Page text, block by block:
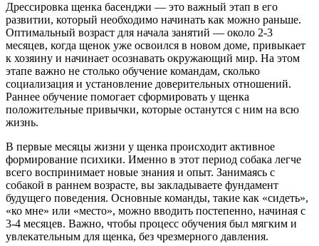
Дрессировка щенка басенджи — это важный этап в его
развитии, который необходимо начинать как можно раньше.
Оптимальный возраст для начала занятий — около 2-3
месяцев, когда щенок уже освоился в новом доме, привыкает
к хозяину и начинает осознавать окружающий мир. На этом
этапе важно не столько обучение командам, сколько
социализация и установление доверительных отношений.
Раннее обучение помогает сформировать у щенка
положительные привычки, которые останутся с ним на всю
жизнь.
В первые месяцы жизни у щенка происходит активное
формирование психики. Именно в этот период собака легче
всего воспринимает новые знания и опыт. Занимаясь с
собакой в раннем возрасте, вы закладываете фундамент
будущего поведения. Основные команды, такие как «сидеть»,
«ко мне» или «место», можно вводить постепенно, начиная с
3-4 месяцев. Важно, чтобы процесс обучения был мягким и
увлекательным для щенка, без чрезмерного давления.